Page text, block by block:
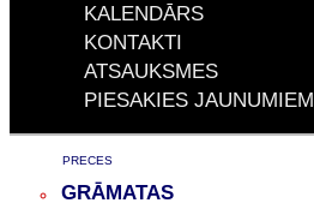
KALENDĀRS
KONTAKTI
ATSAUKSMES
PIESAKIES JAUNUMIEM
PRECES
GRĀMATAS